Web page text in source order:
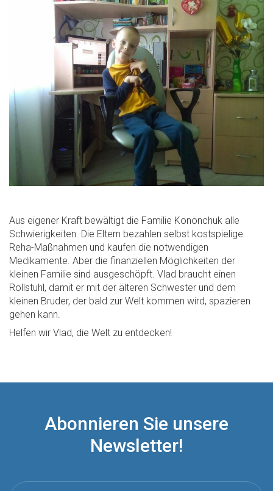
Aus eigener Kraft bewältigt die Familie Kononchuk alle
Schwierigkeiten. Die Eltern bezahlen selbst kostspielige
Reha-Maßnahmen und kaufen die notwendigen
Medikamente. Aber die finanziellen Möglichkeiten der
kleinen Familie sind ausgeschöpft. Vlad braucht einen
Rollstuhl, damit er mit der älteren Schwester und dem
kleinen Bruder, der bald zur Welt kommen wird, spazieren
gehen kann.
Helfen wir Vlad, die Welt zu entdecken!
Abonnieren Sie unsere
Newsletter!